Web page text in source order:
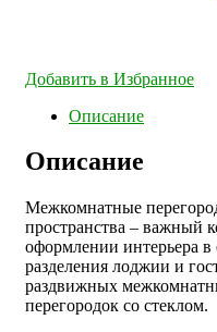
Добавить в Избранное
Описание
Описание
Межкомнатные
пространства – важный
оформлении интерьера
разделения лоджии и
раздвижных
перегородок со стеклом.